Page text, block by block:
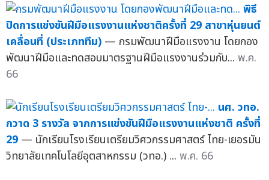
พิธี
ปิดการแข่งขันฝีมือแรงงานแห่งชาติครั้งที่ 29 สาขาหุ่นยนต์
เคลื่อนที่ (ประเภททีม) — กรมพัฒนาฝีมือแรงงาน โดยกอง
พัฒนาฝีมือและทดสอบมาตรฐานฝีมือแรงงานร่วมกับ... พ.ค.
66
นศ. วทอ.
กวาด 3 รางวัล จากการแข่งขันฝีมือแรงงานแห่งชาติ ครั้งที่
29 — นักเรียนโรงเรียนเตรียมวิศวกรรมศาสตร์ ไทย-เยอรมัน
วิทยาลัยเทคโนโลยีอุตสาหกรรม (วทอ.) ... พ.ค. 66